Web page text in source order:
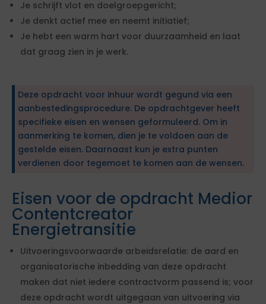
Je schrijft vlot en doelgroepgericht;
Je denkt actief mee en neemt initiatief;
Je hebt een warm hart voor duurzaamheid en laat
dat graag zien in je werk.
Deze opdracht voor inhuur wordt gegund via een
aanbestedingsprocedure. De opdrachtgever heeft
specifieke eisen en wensen geformuleerd. Om in
aanmerking te komen, dien je te voldoen aan de
gestelde eisen. Daarnaast kun je extra punten
verdienen door tegemoet te komen aan de wensen.
Eisen voor de opdracht Medior
Contentcreator
Energietransitie
Uitvoeringsvoorwaarde arbeidsrelatie: de aard en
organisatorische inbedding van deze opdracht
maken dat niet iedere contractvorm passend is; voor
deze opdracht wordt uitgegaan van uitvoering via